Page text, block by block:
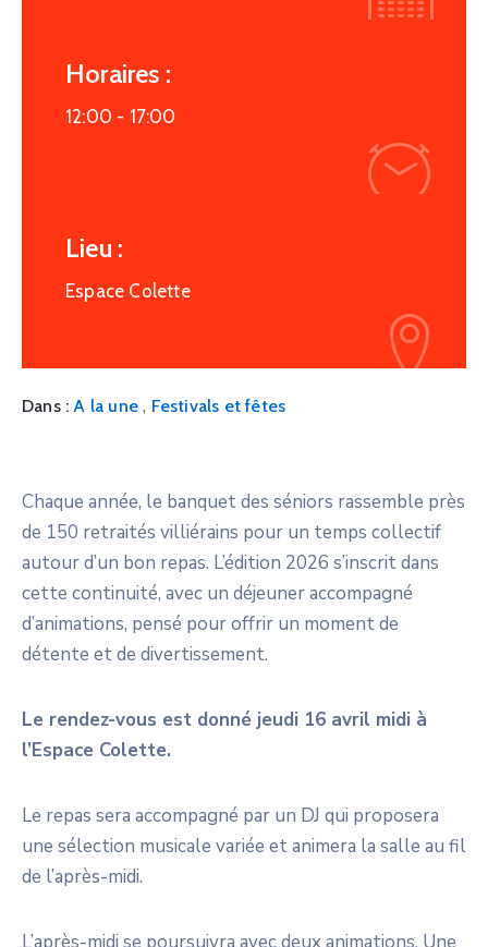
Horaires :
12:00 - 17:00
Lieu :
Espace Colette
Dans : A la une , Festivals et fêtes
Chaque année, le banquet des séniors rassemble près
de 150 retraités villiérains pour un temps collectif
autour d’un bon repas. L’édition 2026 s’inscrit dans
cette continuité, avec un déjeuner accompagné
d’animations, pensé pour offrir un moment de
détente et de divertissement.
Le rendez-vous est donné jeudi 16 avril midi à
l’Espace Colette.
Le repas sera accompagné par un DJ qui proposera
une sélection musicale variée et animera la salle au fil
de l’après-midi.
L’après-midi se poursuivra avec deux animations. Une